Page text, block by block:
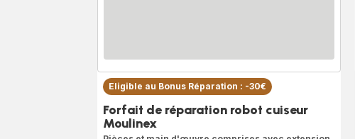
Eligible au Bonus Réparation : -30€
Forfait de réparation robot cuiseur
Moulinex